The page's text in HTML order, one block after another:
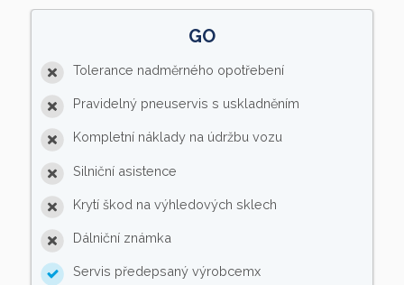
GO
Tolerance nadměrného opotřebení
Pravidelný pneuservis s uskladněním
Kompletní náklady na údržbu vozu
Silniční asistence
Krytí škod na výhledových sklech
Dálniční známka
Servis předepsaný výrobcemx